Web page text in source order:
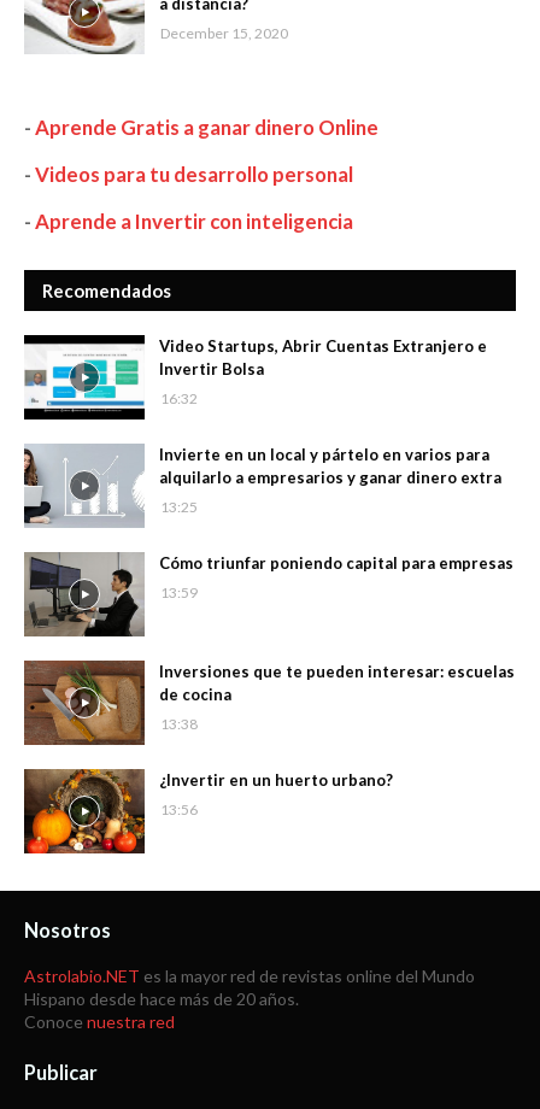
a distancia?
December 15, 2020
-Aprende Gratis a ganar dinero Online
-Videos para tu desarrollo personal
-Aprende a Invertir con inteligencia
Recomendados
Video Startups, Abrir Cuentas Extranjero e
Invertir Bolsa
16:32
Invierte en un local y pártelo en varios para
alquilarlo a empresarios y ganar dinero extra
13:25
Cómo triunfar poniendo capital para empresas
13:59
Inversiones que te pueden interesar: escuelas
de cocina
13:38
¿Invertir en un huerto urbano?
13:56
Nosotros
Astrolabio.NET es la mayor red de revistas online del Mundo
Hispano desde hace más de 20 años.
Conoce nuestra red
Publicar